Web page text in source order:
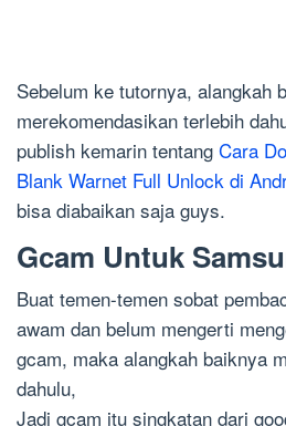
Sebelum ke tutornya, alangkah
merekomendasikan terlebih
publish kemarin tentang Cara
Blank Warnet Full Unlock di
bisa diabaikan saja guys.
Gcam Untuk
Buat temen-temen sobat
awam dan belum mengerti
gcam, maka alangkah baiknya
dahulu,
Jadi gcam itu singkatan dari